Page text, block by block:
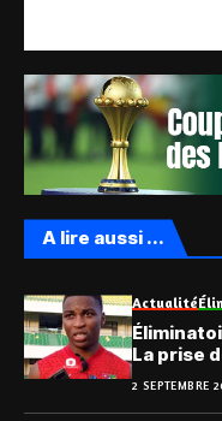
A lire aussi ...
Actualité
La prise
2 SEPTEMBRE